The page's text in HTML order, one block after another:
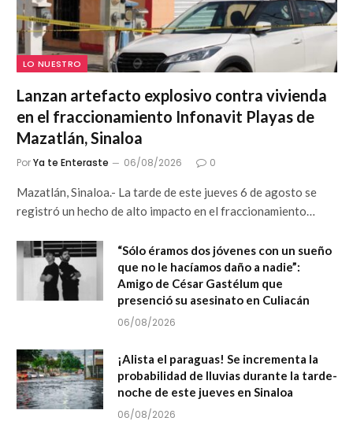
LO NUESTRO
Lanzan artefacto explosivo contra vivienda
en el fraccionamiento Infonavit Playas de
Mazatlán, Sinaloa
PorYa te Enteraste 06/08/2026 0
Mazatlán, Sinaloa.- La tarde de este jueves 6 de agosto se
registró un hecho de alto impacto en el fraccionamiento…
“Sólo éramos dos jóvenes con un sueño
que no le hacíamos daño a nadie”:
Amigo de César Gastélum que
presenció su asesinato en Culiacán
06/08/2026
¡Alista el paraguas! Se incrementa la
probabilidad de lluvias durante la tarde-
noche de este jueves en Sinaloa
06/08/2026